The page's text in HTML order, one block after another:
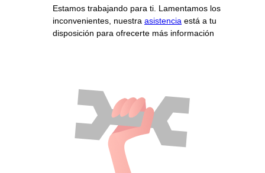
Estamos trabajando para ti. Lamentamos los
inconvenientes, nuestra asistencia está a tu
disposición para ofrecerte más información